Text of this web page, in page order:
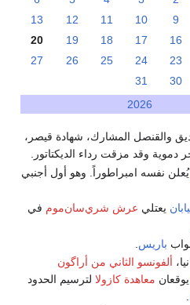
9
10
11
12
13
16
17
18
19
20
23
24
25
26
27
30
31
2026
والقنصل المشارك، شهادة قيصر،
يُعلن نفسه امبراطوراً. وهو أول أجنبي
يعتلي عرش شري‌سان‌موم في
باريس
ألفونسو الثاني من أراگون
يوقعان معاهدة كازولا لترسيم الحدود